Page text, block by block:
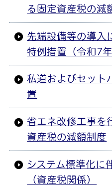
る固定資産税の減
先端設備等の導入
特例措置（令和7
私道およびセット
置
省エネ改修工事を
資産税の減額制度
システム標準化に
（資産税関係）